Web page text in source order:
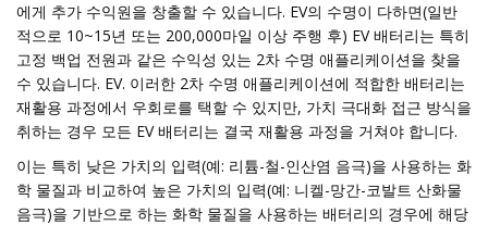
에게 추가 수익원을 창출할 수 있습니다. EV의 수명이 다하면(일반
적으로 10~15년 또는 200,000마일 이상 주행 후) EV 배터리는 특히
고정 백업 전원과 같은 수익성 있는 2차 수명 애플리케이션을 찾을
수 있습니다. EV. 이러한 2차 수명 애플리케이션에 적합한 배터리는
재활용 과정에서 우회로를 택할 수 있지만, 가치 극대화 접근 방식을
취하는 경우 모든 EV 배터리는 결국 재활용 과정을 거쳐야 합니다.
이는 특히 낮은 가치의 입력(예: 리튬-철-인산염 음극)을 사용하는 화
학 물질과 비교하여 높은 가치의 입력(예: 니켈-망간-코발트 산화물
음극)을 기반으로 하는 화학 물질을 사용하는 배터리의 경우에 해당